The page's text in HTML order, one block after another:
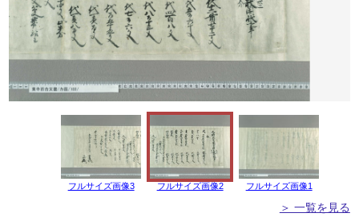
フルサイズ画像3 フルサイズ画像2 フルサイズ画像1
＞ 一覧を見る